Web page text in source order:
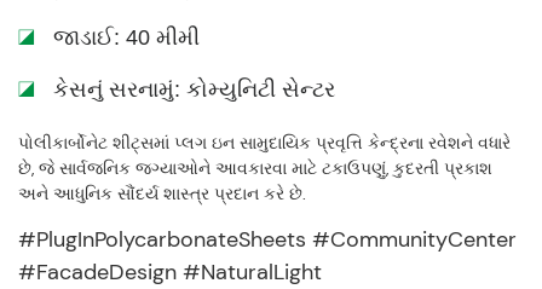
◪ જાડાઈ: 40 મીમી
◪ કેસનું સરનામું: કોમ્યુનિટી સેન્ટર
પોલીકાર્બોનેટ શીટ્સમાં પ્લગ ઇન સામુદાયિક પ્રવૃત્તિ કેન્દ્રના રવેશને વધારે
છે, જે સાર્વજનિક જગ્યાઓને આવકારવા માટે ટકાઉપણું, કુદરતી પ્રકાશ
અને આધુનિક સૌંદર્ય શાસ્ત્ર પ્રદાન કરે છે.
#PlugInPolycarbonateSheets #CommunityCenter
#FacadeDesign #NaturalLight